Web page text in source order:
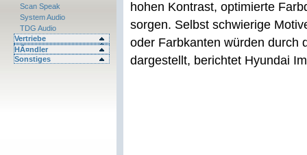
Scan Speak
System Audio
TDG Audio
Vertriebe
HÃ¤ndler
Sonstiges
hohen Kontrast, optimierte
sorgen. Selbst schwierige
oder Farbkanten würden durch
dargestellt, berichtet Hyundai